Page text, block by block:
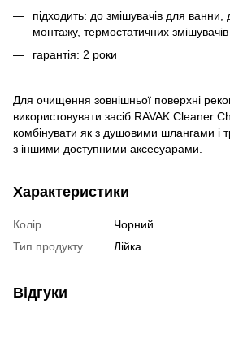
підходить: до змішувачів для
монтажу, термостатичних
гарантія: 2 роки
Для очищення зовнішньої поверхні
використовувати засіб RAVAK Cleaner
комбінувати як з душовими шлангами і
з іншими доступними аксесуарами.
Характеристики
Колір
Чорний
Тип продукту
Лійка
Відгуки